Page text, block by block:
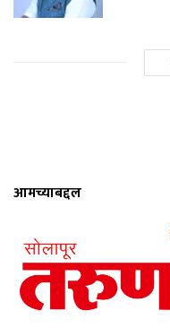
आमच्याबद्दल